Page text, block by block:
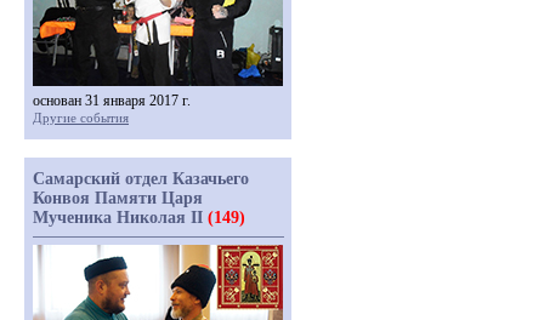
основан 31 января 2017 г.
Другие события
Самарский отдел Казачьего
Конвоя Памяти Царя
Мученика Николая II (149)